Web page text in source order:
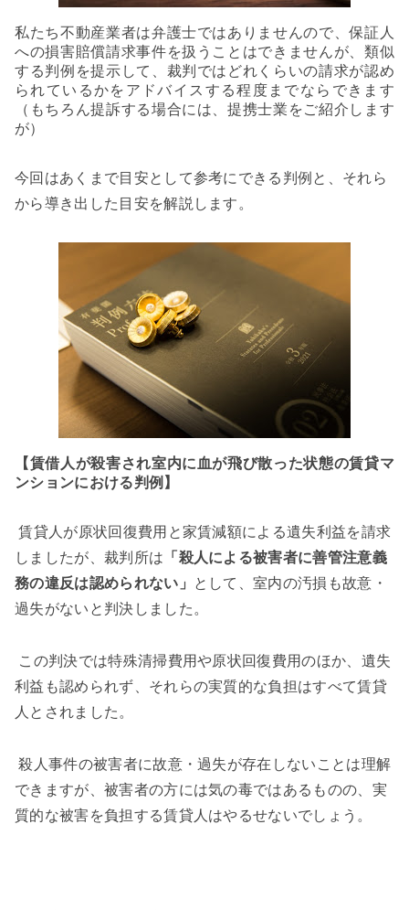
私たち不動産業者は弁護士ではありませんので、保証人
への損害賠償請求事件を扱うことはできませんが、類似
する判例を提示して、裁判ではどれくらいの請求が認め
られているかをアドバイスする程度までならできます
（もちろん提訴する場合には、提携士業をご紹介します
が）
今回はあくまで目安として参考にできる判例と、それら
から導き出した目安を解説します。
【賃借人が殺害され室内に血が飛び散った状態の賃貸マ
ンションにおける判例】
賃貸人が原状回復費用と家賃減額による遺失利益を請求
しましたが、裁判所は 「殺人による被害者に善管注意義
務の違反は認められない」
として、室内の汚損も故意・
過失がないと判決しました。
この判決では特殊清掃費用や原状回復費用のほか、遺失
利益も認められず、それらの実質的な負担はすべて賃貸
人とされました。
殺人事件の被害者に故意・過失が存在しないことは理解
できますが、被害者の方には気の毒ではあるものの、実
質的な被害を負担する賃貸人はやるせないでしょう。